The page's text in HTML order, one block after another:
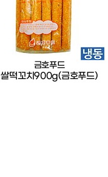
금호푸드
쌀떡꼬치900g(금호푸드)